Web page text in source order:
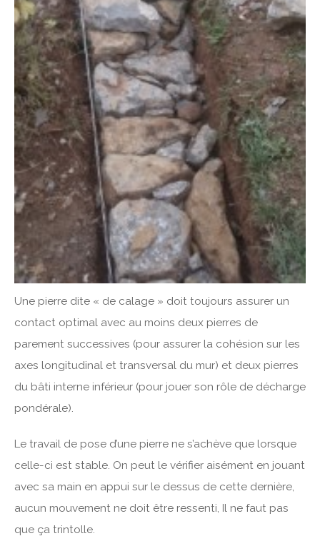
Une pierre dite « de calage » doit toujours assurer un
contact optimal avec au moins deux pierres de
parement successives (pour assurer la cohésion sur les
axes longitudinal et transversal du mur) et deux pierres
du bâti interne inférieur (pour jouer son rôle de décharge
pondérale).
Le travail de pose d’une pierre ne s’achève que lorsque
celle-ci est stable. On peut le vérifier aisément en jouant
avec sa main en appui sur le dessus de cette dernière,
aucun mouvement ne doit être ressenti, Il ne faut pas
que ça trintolle.